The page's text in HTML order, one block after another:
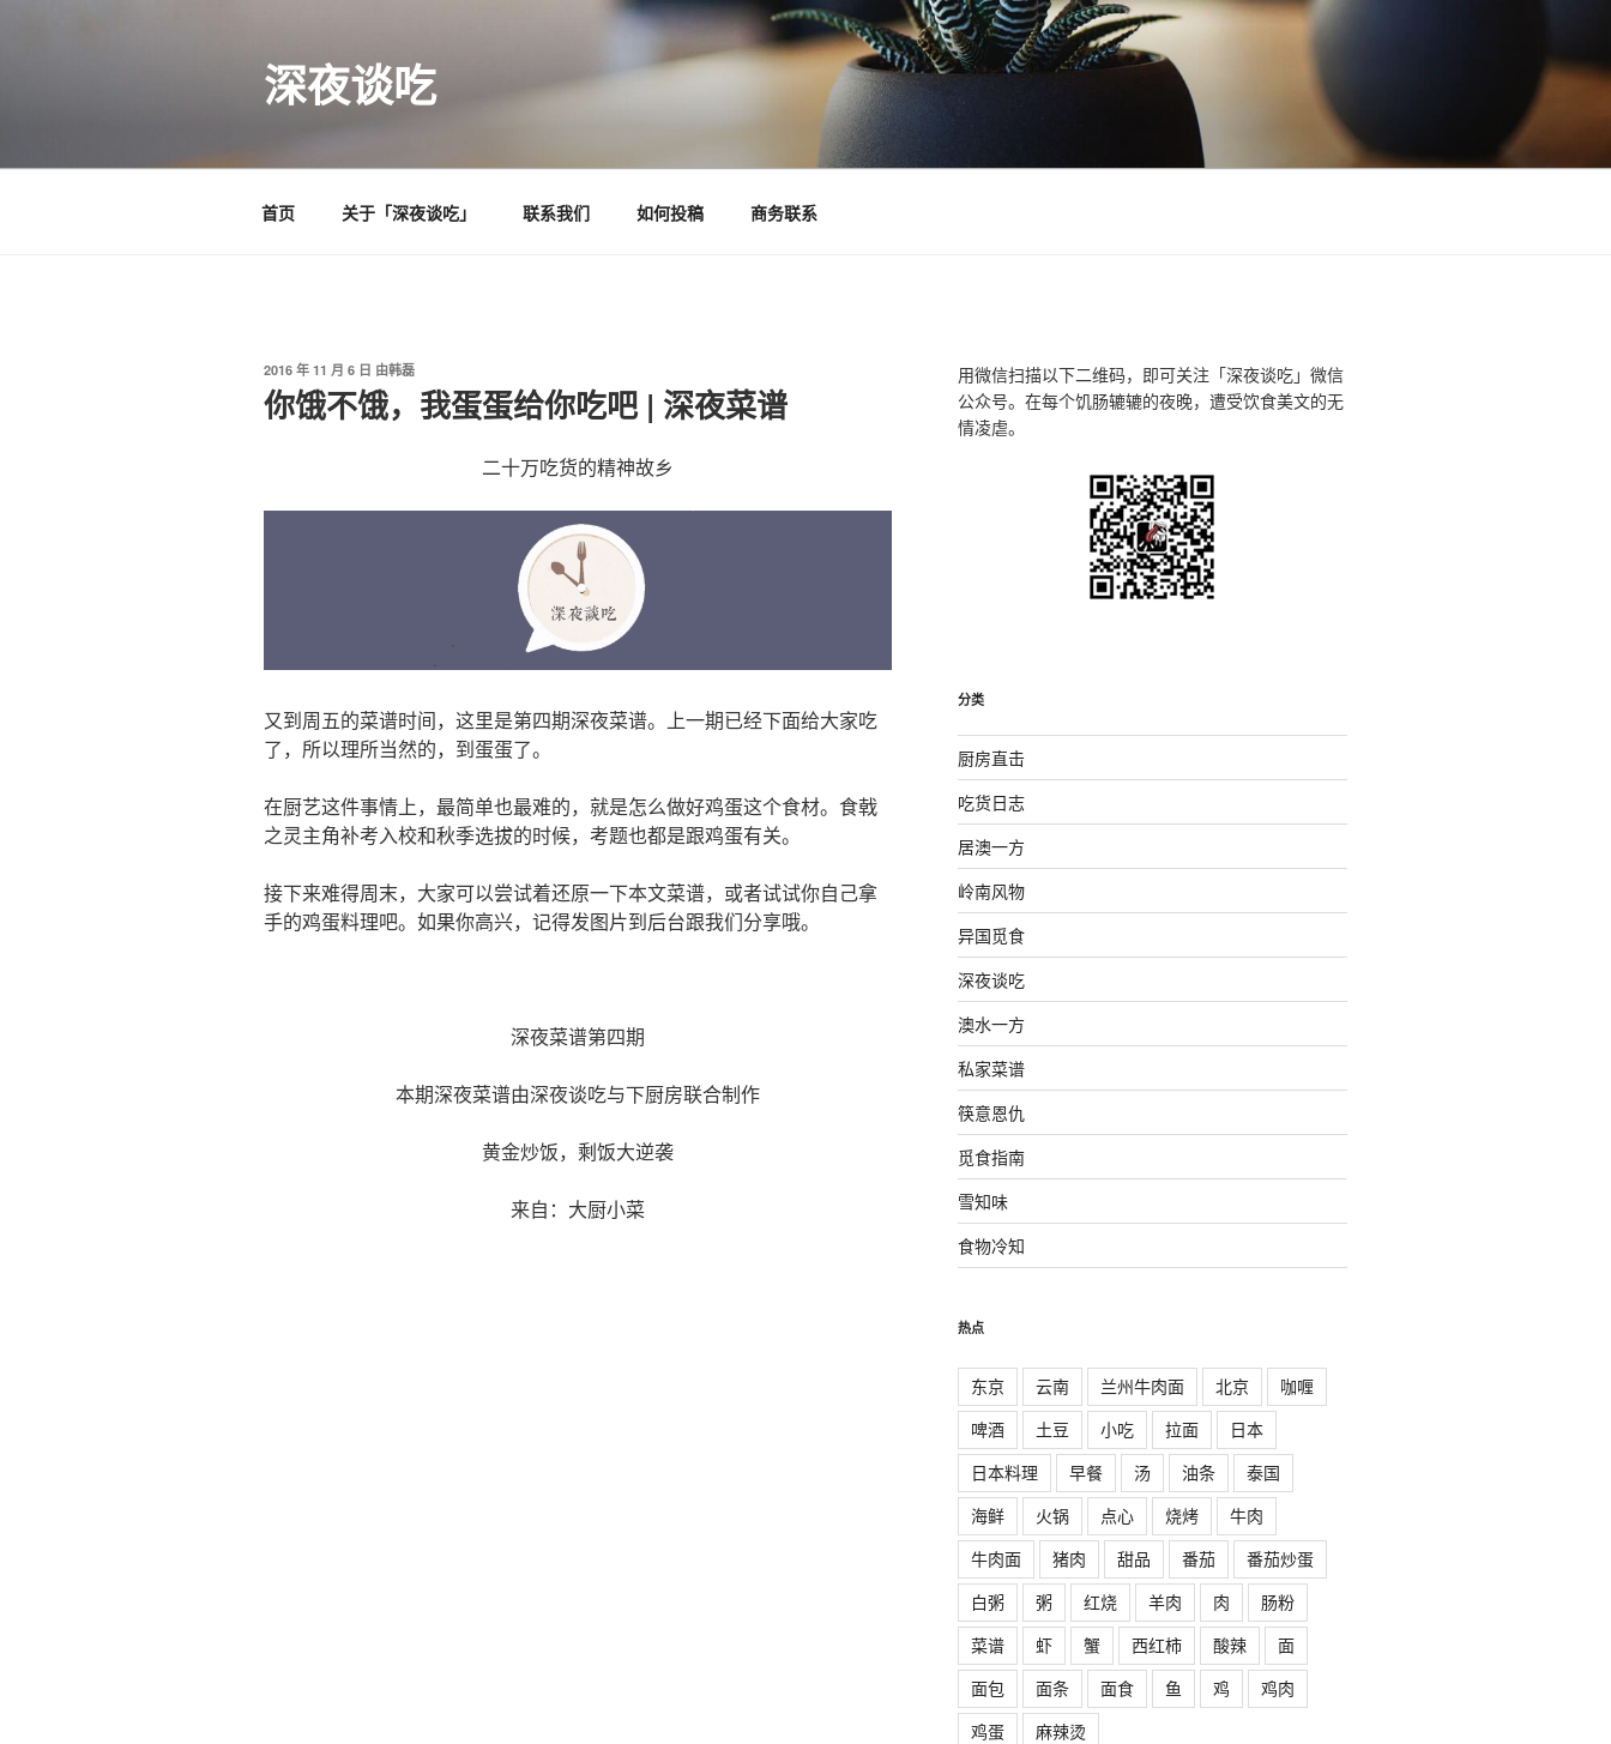
深夜谈吃
首页 关于「深夜谈吃」 联系我们 如何投稿 商务联系
发
布
于
2016 年 11 月 6 日 由韩磊
你饿不饿，我蛋蛋给你吃吧 | 深夜菜谱
二十万吃货的精神故乡
又到周五的菜谱时间，这里是第四期深夜菜谱。上一期已经下面给大家吃
了，所以理所当然的，到蛋蛋了。
在厨艺这件事情上，最简单也最难的，就是怎么做好鸡蛋这个食材。食戟
之灵主角补考入校和秋季选拔的时候，考题也都是跟鸡蛋有关。
接下来难得周末，大家可以尝试着还原一下本文菜谱，或者试试你自己拿
手的鸡蛋料理吧。如果你高兴，记得发图片到后台跟我们分享哦。
深夜菜谱第四期
本期深夜菜谱由深夜谈吃与下厨房联合制作
黄金炒饭，剩饭大逆袭
来自：大厨小菜
用微信扫描以下二维码，即可关注「深夜谈吃」微信
公众号。在每个饥肠辘辘的夜晚，遭受饮食美文的无
情凌虐。
分类
厨房直击
吃货日志
居澳一方
岭南风物
异国觅食
深夜谈吃
澳水一方
私家菜谱
筷意恩仇
觅食指南
雪知味
食物冷知
热点
东京 云南 兰州牛肉面 北京
咖喱
啤酒
土豆 小吃 拉面
日本
日本料理
早餐 汤 油条
泰国
海鲜
火锅 点心 烧烤
牛肉
牛肉面
猪肉 甜品 番茄
番茄炒蛋
白粥
粥 红烧 羊肉 肉
肠粉
菜谱
虾 蟹 西红柿 酸辣
面
面包
面条 面食 鱼 鸡
鸡肉
鸡蛋
麻辣烫